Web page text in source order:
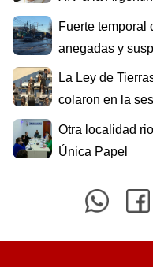
Fuerte temporal
anegadas y
La Ley de
colaron en la
Otra localidad
Única Papel